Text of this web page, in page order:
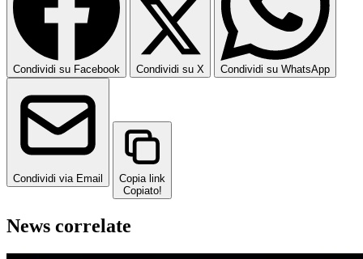
Condividi su Facebook Condividi su X Condividi su WhatsApp
Condividi via Email
Copia link
Copiato!
News correlate